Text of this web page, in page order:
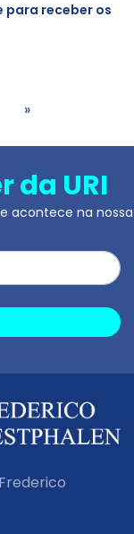
para receber os
»
da URI
acontece na nossa